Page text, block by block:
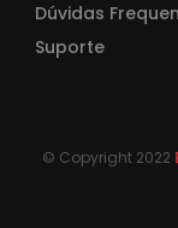
Dúvidas
Suporte
© Copyright 2022